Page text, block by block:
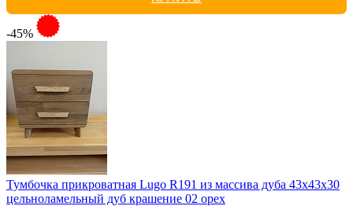
-45%
Тумбочка прикроватная Lugo R191 из массива дуба 43х43х30
цельноламельный дуб крашение 02 орех